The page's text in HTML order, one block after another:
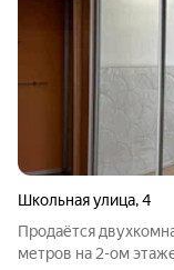
Школьная улица,4
Продаётся
метров на 2-ом